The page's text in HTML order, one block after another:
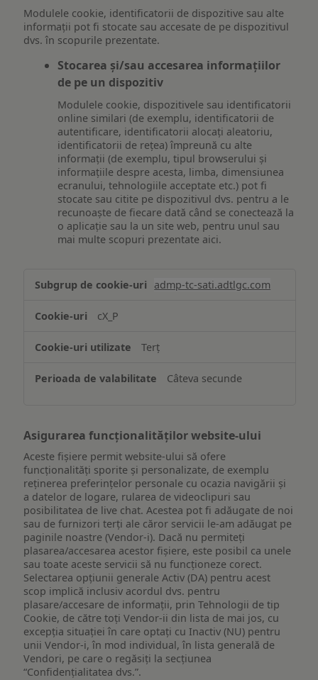
Modulele cookie, identificatorii de dispozitive sau alte
informații pot fi stocate sau accesate de pe dispozitivul
dvs. în scopurile prezentate.
Stocarea și/sau accesarea informațiilor
de pe un dispozitiv
Modulele cookie, dispozitivele sau identificatorii
online similari (de exemplu, identificatorii de
autentificare, identificatorii alocați aleatoriu,
identificatorii de rețea) împreună cu alte
informații (de exemplu, tipul browserului și
informațiile despre acesta, limba, dimensiunea
ecranului, tehnologiile acceptate etc.) pot fi
stocate sau citite pe dispozitivul dvs. pentru a le
recunoaște de fiecare dată când se conectează la
o aplicație sau la un site web, pentru unul sau
mai multe scopuri prezentate aici.
și/sau
informațiilor
pe
dispozitiv
admp-tc-sati.adtlgc.com
cX_P
Terț
Câteva secunde
Asigurarea funcționalităților website-ului
Aceste fișiere permit website-ului să ofere
funcționalități sporite și personalizate, de exemplu
reţinerea preferinţelor personale cu ocazia navigării și
a datelor de logare, rularea de videoclipuri sau
posibilitatea de live chat. Acestea pot fi adăugate de noi
sau de furnizori terți ale căror servicii le-am adăugat pe
paginile noastre (Vendor-i). Dacă nu permiteți
plasarea/accesarea acestor fișiere, este posibil ca unele
sau toate aceste servicii să nu funcționeze corect.
Selectarea opțiunii generale Activ (DA) pentru acest
scop implică inclusiv acordul dvs. pentru
plasare/accesare de informații, prin Tehnologii de tip
Cookie, de către toți Vendor-ii din lista de mai jos, cu
excepția situației în care optați cu Inactiv (NU) pentru
unii Vendor-i, în mod individual, în lista generală de
Vendori, pe care o regăsiți la secțiunea
“Confidențialitatea dvs.”.